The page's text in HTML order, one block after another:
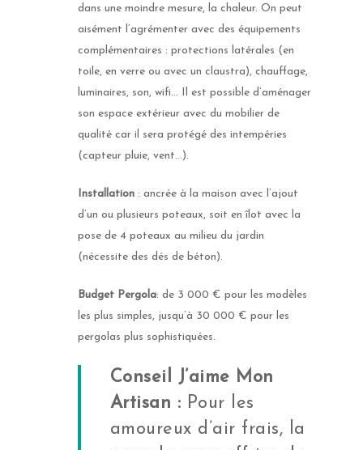
dans une moindre mesure, la chaleur. On peut
aisément l’agrémenter avec des équipements
complémentaires : protections latérales (en
toile, en verre ou avec un claustra), chauffage,
luminaires, son, wifi… Il est possible d’aménager
son espace extérieur avec du mobilier de
qualité car il sera protégé des intempéries
(capteur pluie, vent…).
Installation : ancrée à la maison avec l’ajout
d’un ou plusieurs poteaux, soit en îlot avec la
pose de 4 poteaux au milieu du jardin
(nécessite des dés de béton).
Budget Pergola: de 3 000 € pour les modèles
les plus simples, jusqu’à 30 000 € pour les
pergolas plus sophistiquées.
Conseil J’aime Mon
Artisan : Pour les
amoureux d’air frais, la
Fenêtre aluminium
Toutes les fenêtres
Portail et
Portail battant
Tous les portails et
Porte d’entrée
Porte d’entrée
Porte d’entrée bois
aluminium
TOUTES LES PORTES
D’ENTRÉE
Porte de garage
Coulissante
Porte de garage
Toutes les portes de
Stores
Store coffre
TOUS LES STORES
EXTÉRIEURS